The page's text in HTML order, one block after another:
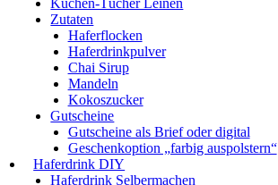
Zutaten
Haferflocken
Haferdrinkpulver
Chai Sirup
Mandeln
Kokoszucker
Gutscheine
Gutscheine als Brief oder digital
Geschenkoption „farbig auspolstern“
Haferdrink DIY
Haferdrink Selbermachen